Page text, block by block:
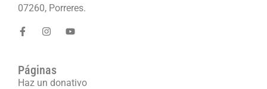
07260, Porreres.
Páginas
Haz un donativo